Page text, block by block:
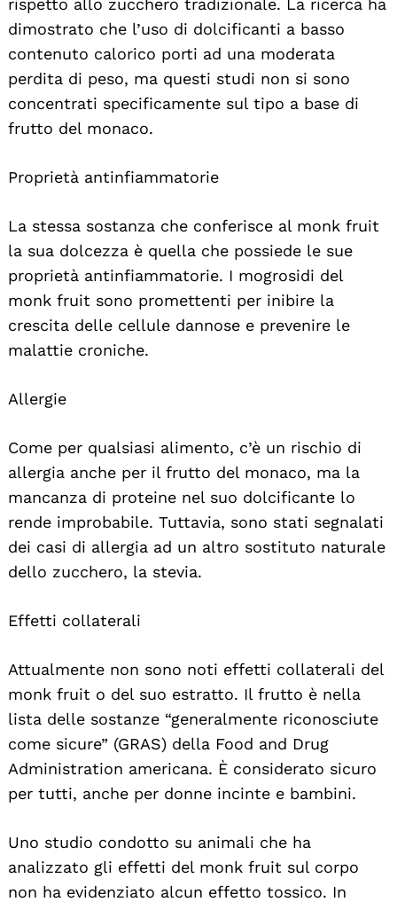
rispetto allo zucchero tradizionale. La ricerca ha
dimostrato che l’uso di dolcificanti a basso
contenuto calorico porti ad una moderata
perdita di peso, ma questi studi non si sono
concentrati specificamente sul tipo a base di
frutto del monaco.
Proprietà antinfiammatorie
La stessa sostanza che conferisce al monk fruit
la sua dolcezza è quella che possiede le sue
proprietà antinfiammatorie. I mogrosidi del
monk fruit sono promettenti per inibire la
crescita delle cellule dannose e prevenire le
malattie croniche.
Allergie
Come per qualsiasi alimento, c’è un rischio di
allergia anche per il frutto del monaco, ma la
mancanza di proteine nel suo dolcificante lo
rende improbabile. Tuttavia, sono stati segnalati
dei casi di allergia ad un altro sostituto naturale
dello zucchero, la stevia.
Effetti collaterali
Attualmente non sono noti effetti collaterali del
monk fruit o del suo estratto. Il frutto è nella
lista delle sostanze “generalmente riconosciute
come sicure” (GRAS) della Food and Drug
Administration americana. È considerato sicuro
per tutti, anche per donne incinte e bambini.
Uno studio condotto su animali che ha
analizzato gli effetti del monk fruit sul corpo
non ha evidenziato alcun effetto tossico. In
Search
For: